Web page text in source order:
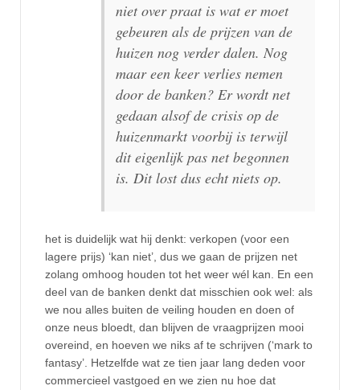
niet over praat is wat er moet
gebeuren als de prijzen van de
huizen nog verder dalen. Nog
maar een keer verlies nemen
door de banken? Er wordt net
gedaan alsof de crisis op de
huizenmarkt voorbij is terwijl
dit eigenlijk pas net begonnen
is. Dit lost dus echt niets op.
het is duidelijk wat hij denkt: verkopen (voor een
lagere prijs) ‘kan niet’, dus we gaan de prijzen net
zolang omhoog houden tot het weer wél kan. En een
deel van de banken denkt dat misschien ook wel: als
we nou alles buiten de veiling houden en doen of
onze neus bloedt, dan blijven de vraagprijzen mooi
overeind, en hoeven we niks af te schrijven (‘mark to
fantasy’. Hetzelfde wat ze tien jaar lang deden voor
commercieel vastgoed en we zien nu hoe dat